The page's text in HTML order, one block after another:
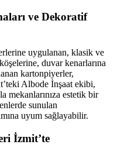
ve Dekoratif
uygulanan, klasik ve
duvar kenarlarına
kartonpiyerler,
Albode İnşaat ekibi,
mekanlarınıza estetik bir
sunulan
uyum sağlayabilir.
İzmit’te